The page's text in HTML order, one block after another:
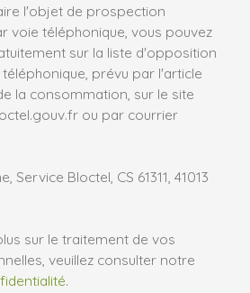
l'objet de prospection
voie téléphonique, vous pouvez
sur la liste d'opposition
prévu par l'article
la consommation, sur le site
ou par courrier
Service Bloctel, CS 61311, 41013
sur le traitement de vos
veuillez consulter notre
.